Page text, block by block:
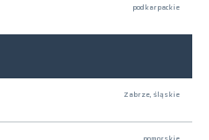
podkarpackie
Zabrze, śląskie